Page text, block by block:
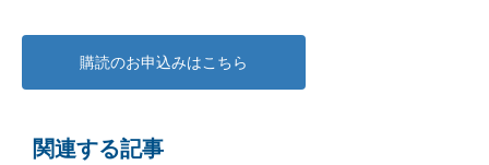
購読のお申込みはこちら
関連する記事